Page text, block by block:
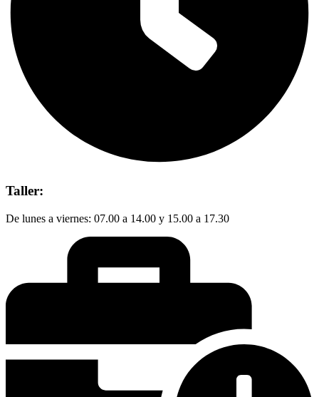
Taller:
De lunes a viernes: 07.00 a 14.00 y 15.00 a 17.30